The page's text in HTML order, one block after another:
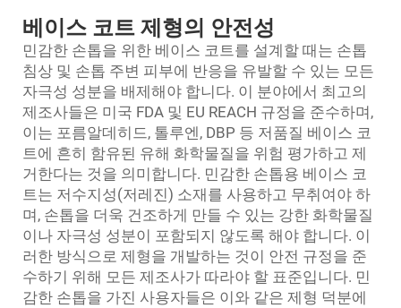
베이스 코트 제형의 안전성
민감한 손톱을 위한 베이스 코트를 설계할 때는 손톱
침상 및 손톱 주변 피부에 반응을 유발할 수 있는 모든
자극성 성분을 배제해야 합니다. 이 분야에서 최고의
제조사들은 미국 FDA 및 EU REACH 규정을 준수하며,
이는 포름알데히드, 톨루엔, DBP 등 저품질 베이스 코
트에 흔히 함유된 유해 화학물질을 위험 평가하고 제
거한다는 것을 의미합니다. 민감한 손톱용 베이스 코
트는 저수지성(저레진) 소재를 사용하고 무취여야 하
며, 손톱을 더욱 건조하게 만들 수 있는 강한 화학물질
이나 자극성 성분이 포함되지 않도록 해야 합니다. 이
러한 방식으로 제형을 개발하는 것이 안전 규정을 준
수하기 위해 모든 제조사가 따라야 할 표준입니다. 민
감한 손톱을 가진 사용자들은 이와 같은 제형 덕분에